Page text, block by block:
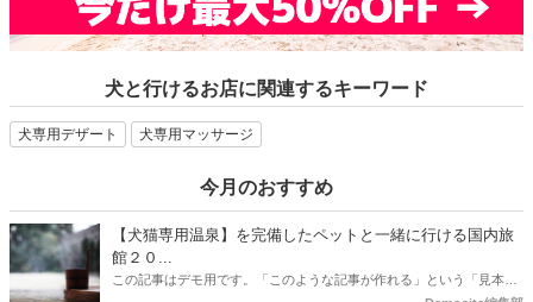
犬と行けるお店に関連するキーワード
犬専用デザート 犬専用マッサージ
今月のおすすめ
【犬猫専用温泉】を完備したペットと一緒に行ける国内旅
館２０...
この記事はデモ用です。「このような記事が作れる」という「見本」